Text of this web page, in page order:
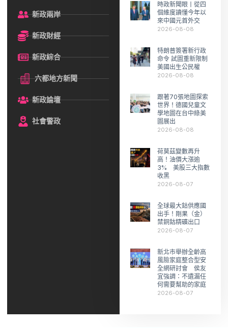
新政兩岸
新政財經
新政綜合
六都地方新聞
新政論壇
社會警政
時政新聞眼丨從四
個維度讀懂今年以
來中國元首外交
2026-08-08
特朗普簽署新行政
命令 試圖重新限制
美國出生公民權
2026-08-08
跟著70張地圖探索
世界！德國兒童文
學地圖在台中綠美
圖展出
2026-08-08
荷莫茲變數再升
高！油價大漲逾
3% 美股三大指數
收黑
2026-08-07
全球最大鈷供應國
出手！剛果（金）
禁銅鈷精礦出口
2026-08-07
新北市舉辦全齡高
風險家庭整合型安
全網研討會 侯友
宜強調：不遺漏任
何需要幫助的家庭
2026-08-07